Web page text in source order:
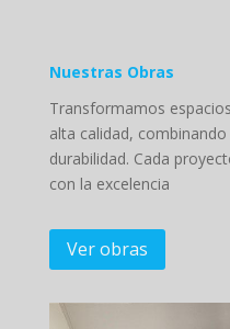
Nuestras Obras
Transformamos
alta calidad,
durabilidad. Cada
con la excelencia
Ver obras